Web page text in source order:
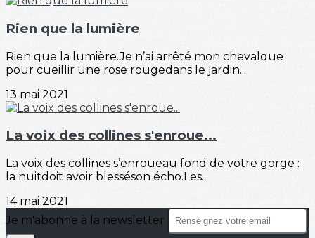
Rien que la lumière
Rien que la lumière.Je n’ai arrêté mon chevalque
pour cueillir une rose rougedans le jardin...
13 mai 2021
La voix des collines s'enroue...
La voix des collines s’enroueau fond de votre gorge :
la nuitdoit avoir blesséson écho.Les...
14 mai 2021
Je m'abonne à la newsletter